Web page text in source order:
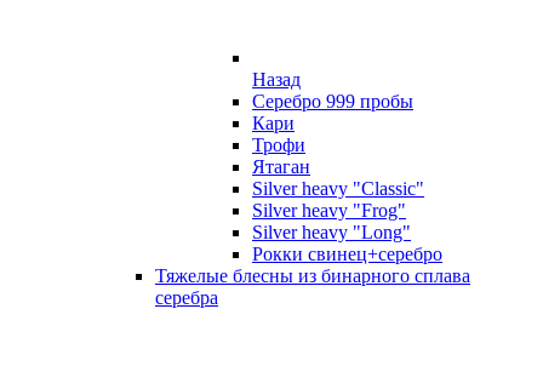
Назад
Серебро 999 пробы
Кари
Трофи
Ятаган
Silver heavy "Classic"
Silver heavy "Frog"
Silver heavy "Long"
Рокки свинец+серебро
Тяжелые блесны из бинарного сплава
серебра